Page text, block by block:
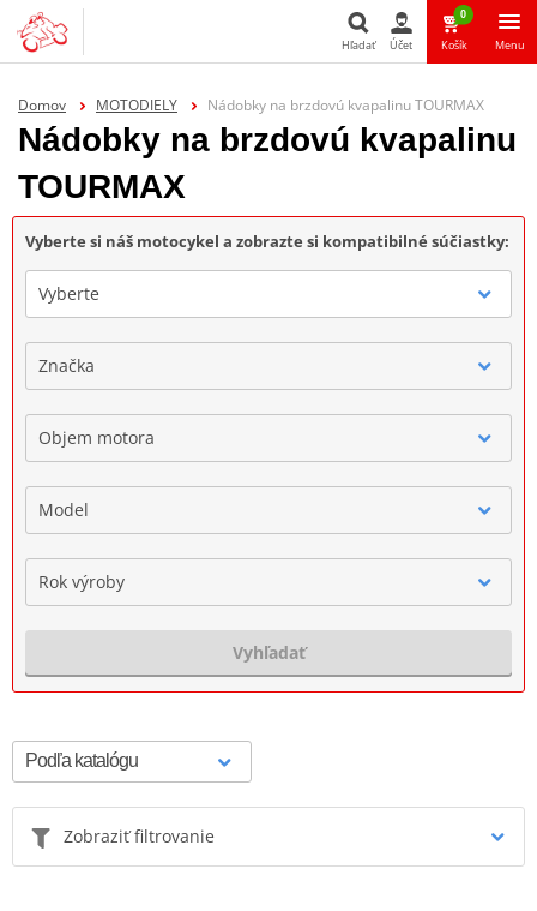
Hľadať
Hľadať Účet
0
Košík Menu
Domov MOTODIELY Nádobky na brzdovú kvapalinu TOURMAX
Nádobky na brzdovú kvapalinu
TOURMAX
Vyberte si náš motocykel a zobrazte si kompatibilné súčiastky:
Vyberte
Značka
Objem motora
Model
Rok výroby
Vyhľadať
Zobraziť filtrovanie